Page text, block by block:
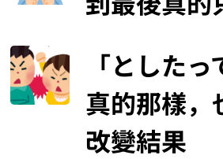
「とした
真的那樣，
改變結果